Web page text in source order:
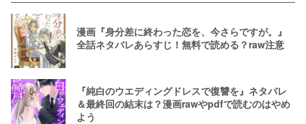
漫画『身分差に終わった恋を、今さらですが。』
全話ネタバレあらすじ！無料で読める？raw注意
『純白のウエディングドレスで復讐を』ネタバレ
＆最終回の結末は？漫画rawやpdfで読むのはやめ
よう